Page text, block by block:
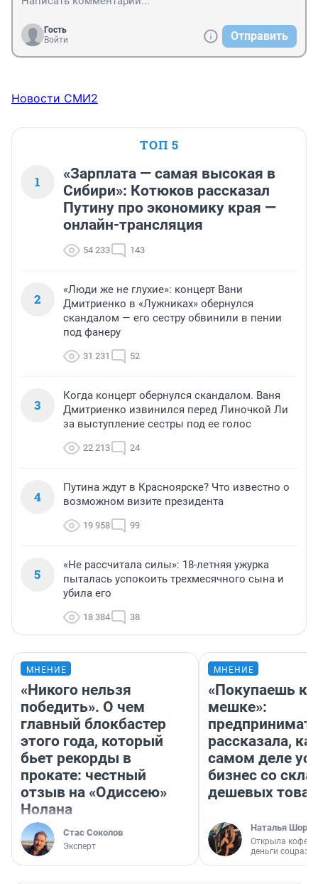
Гость
Войти
Отправить
Новости СМИ2
ТОП 5
1
«Зарплата — самая высокая в
Сибири»: Котюков рассказал
Путину про экономику края —
онлайн-трансляция
54 233 143
2
«Люди же не глухие»: концерт Вани
Дмитриенко в «Лужниках» обернулся
скандалом — его сестру обвинили в пении
под фанеру
31 231 52
3
Когда концерт обернулся скандалом. Ваня
Дмитриенко извинился перед Линочкой Ли
за выступление сестры под ее голос
22 213 24
4
Путина ждут в Красноярске? Что известно о
возможном визите президента
19 958 99
5
«Не рассчитала силы»: 18-летняя ужурка
пыталась успокоить трехмесячного сына и
убила его
18 384 38
МНЕНИЕ
«Никого нельзя
победить». О чем
главный блокбастер
этого года, который
бьет рекорды в
прокате: честный
отзыв на «Одиссею»
Нолана
Стас Соколов
Эксперт
МНЕНИЕ
«Покупаешь
мешке»:
рассказала,
самом деле
бизнес со
дешевых
Наталья
Открыла
деньги